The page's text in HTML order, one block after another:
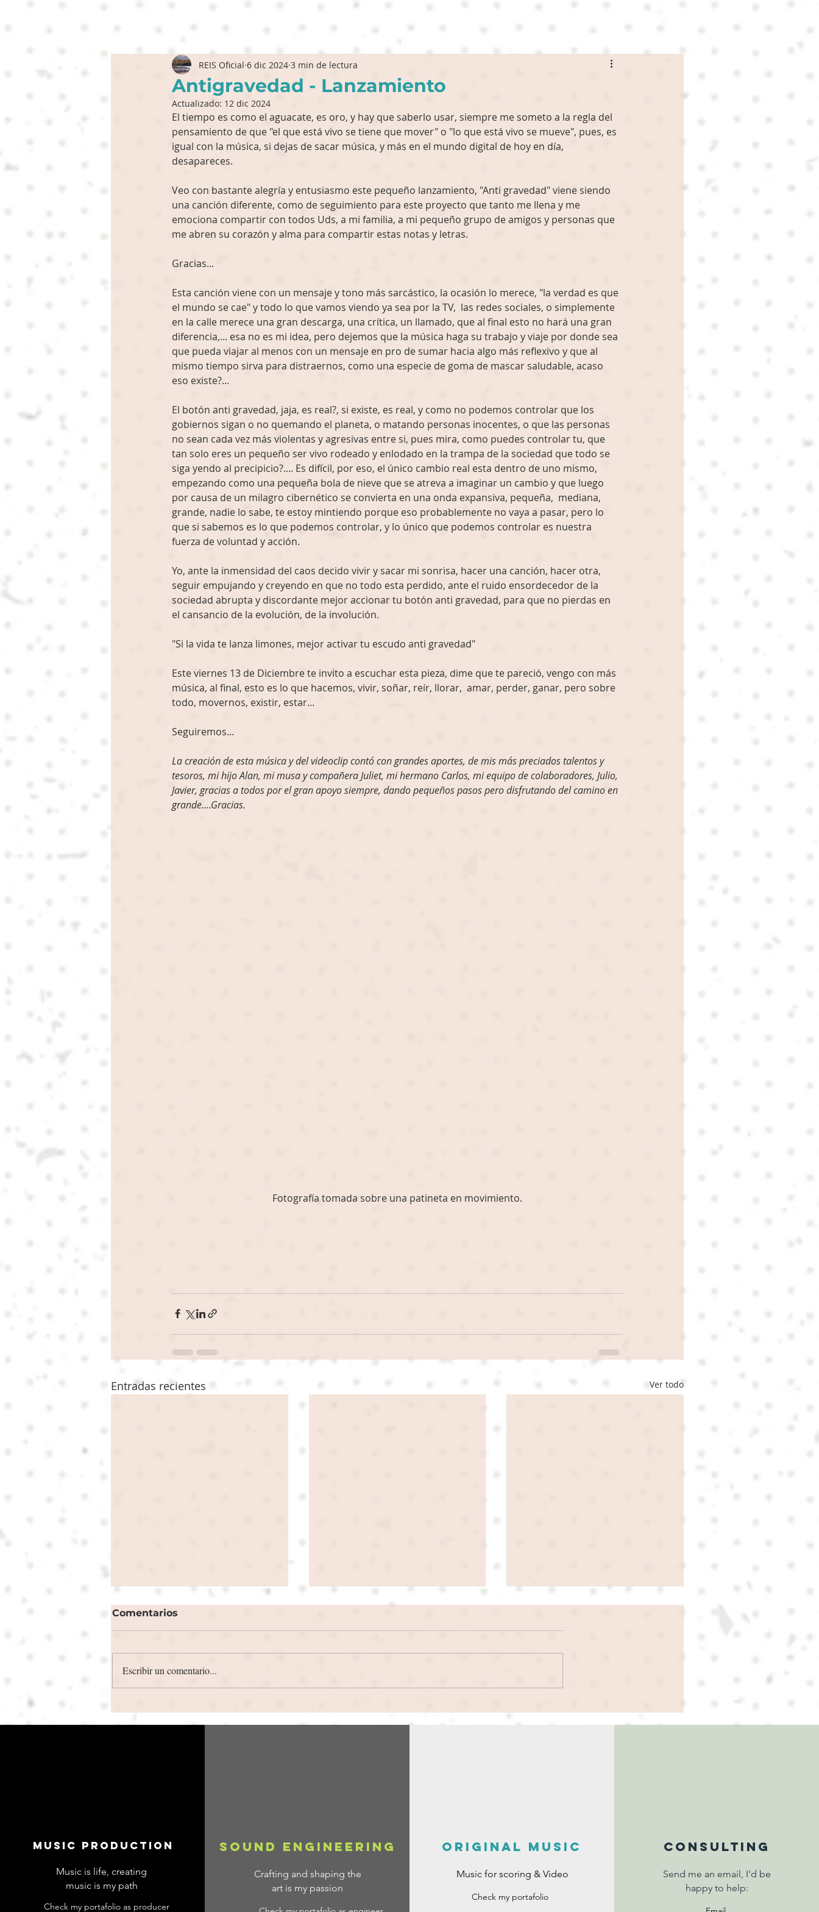
Antigravedad - Lanzamiento
REIS Oficial 6 dic 2024 3 min de lectura
Actualizado: 12 dic 2024
El tiempo es como el aguacate, es oro, y hay que saberlo usar, siempre me someto a la regla del
pensamiento de que "el que está vivo se tiene que mover" o "lo que está vivo se mueve", pues, es
igual con la música, si dejas de sacar música, y más en el mundo digital de hoy en día,
desapareces.
Veo con bastante alegría y entusiasmo este pequeño lanzamiento, "Anti gravedad" viene siendo
una canción diferente, como de seguimiento para este proyecto que tanto me llena y me
emociona compartir con todos Uds, a mi familia, a mi pequeño grupo de amigos y personas que
me abren su corazón y alma para compartir estas notas y letras.
Gracias...
Esta canción viene con un mensaje y tono más sarcástico, la ocasión lo merece, "la verdad es que
el mundo se cae" y todo lo que vamos viendo ya sea por la TV,  las redes sociales, o simplemente
en la calle merece una gran descarga, una crítica, un llamado, que al final esto no hará una gran
diferencia,... esa no es mi idea, pero dejemos que la música haga su trabajo y viaje por donde sea
que pueda viajar al menos con un mensaje en pro de sumar hacia algo más reflexivo y que al
mismo tiempo sirva para distraernos, como una especie de goma de mascar saludable, acaso
eso existe?...
El botón anti gravedad, jaja, es real?, si existe, es real, y como no podemos controlar que los
gobiernos sigan o no quemando el planeta, o matando personas inocentes, o que las personas
no sean cada vez más violentas y agresivas entre si, pues mira, como puedes controlar tu, que
tan solo eres un pequeño ser vivo rodeado y enlodado en la trampa de la sociedad que todo se
siga yendo al precipicio?.... Es difícil, por eso, el único cambio real esta dentro de uno mismo,
empezando como una pequeña bola de nieve que se atreva a imaginar un cambio y que luego
por causa de un milagro cibernético se convierta en una onda expansiva, pequeña,  mediana,
grande, nadie lo sabe, te estoy mintiendo porque eso probablemente no vaya a pasar, pero lo
que si sabemos es lo que podemos controlar, y lo único que podemos controlar es nuestra
fuerza de voluntad y acción.
Yo, ante la inmensidad del caos decido vivir y sacar mi sonrisa, hacer una canción, hacer otra,
seguir empujando y creyendo en que no todo esta perdido, ante el ruido ensordecedor de la
sociedad abrupta y discordante mejor accionar tu botón anti gravedad, para que no pierdas en
el cansancio de la evolución, de la involución.
"Si la vida te lanza limones, mejor activar tu escudo anti gravedad"
Este viernes 13 de Diciembre te invito a escuchar esta pieza, dime que te pareció, vengo con más
música, al final, esto es lo que hacemos, vivir, soñar, reír, llorar,  amar, perder, ganar, pero sobre
todo, movernos, existir, estar...
Seguiremos...
La creación de esta música y del videoclip contó con grandes aportes, de mis más preciados talentos y
tesoros, mi hijo Alan, mi musa y compañera Juliet, mi hermano Carlos, mi equipo de colaboradores, Julio,
Javier, gracias a todos por el gran apoyo siempre, dando pequeños pasos pero disfrutando del camino en
grande....Gracias.
Fotografía tomada sobre una patineta en movimiento.
Entradas recientes Ver todo
Comentarios
Escribir un comentario...
Music Production
Music is life, creating
music is my path
Check my portafolio as producer
sound engineering
Crafting and shaping the
art is my passion
ORIGINAL MUSIC
Music for scoring & Video
Check my portafolio
Consulting
Send me an email, I'd be
happy to help: